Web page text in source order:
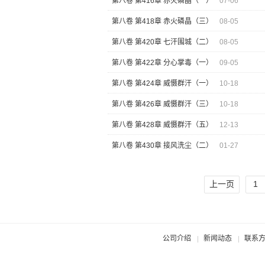
第八卷 第418章 赤火磷晶（三） 08-05
第八卷 第420章 七汗围城（二） 08-05
第八卷 第422章 分心掌毒（一） 09-05
第八卷 第424章 威慑群汗（一） 10-18
第八卷 第426章 威慑群汗（三） 10-18
第八卷 第428章 威慑群汗（五） 12-13
第八卷 第430章 接风洗尘（二） 01-27
上一页 1
公司介绍 新闻动态 联系